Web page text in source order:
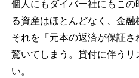
個人にもダイバー社にもこの
る資産はほとんどなく、金融
それを「元本の返済が保証
驚いてしまう。貸付に伴う
い。